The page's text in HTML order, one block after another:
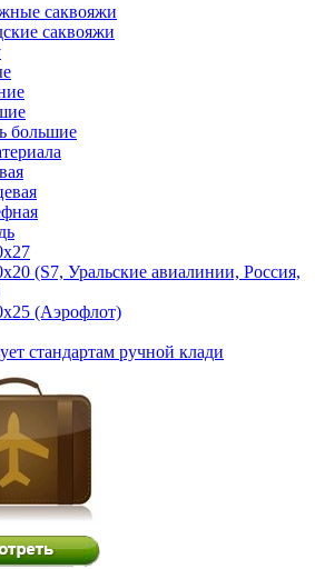
саквояжи
саквояжи
большие
(S7, Уральские авиалинии, Россия,
(Аэрофлот)
стандартам ручной клади